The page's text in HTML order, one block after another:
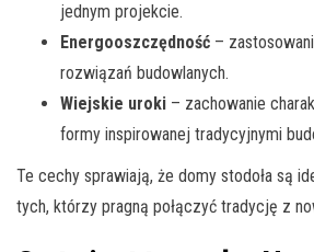
jednym projekcie.
Energooszczędność –
rozwiązań budowlanych.
Wiejskie uroki – zachowanie
formy inspirowanej tradycyjnymi
Te cechy sprawiają, że domy stodoła są
tych, którzy pragną połączyć tradycję z